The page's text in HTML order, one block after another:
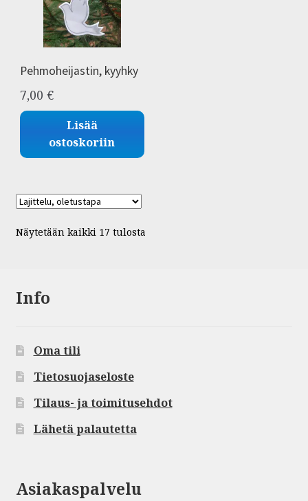
Pehmoheijastin, kyyhky
7,00 €
Lisää
ostoskoriin
Näytetään kaikki 17 tulosta
Info
Oma tili
Tietosuojaseloste
Tilaus- ja toimitusehdot
Lähetä palautetta
Asiakaspalvelu